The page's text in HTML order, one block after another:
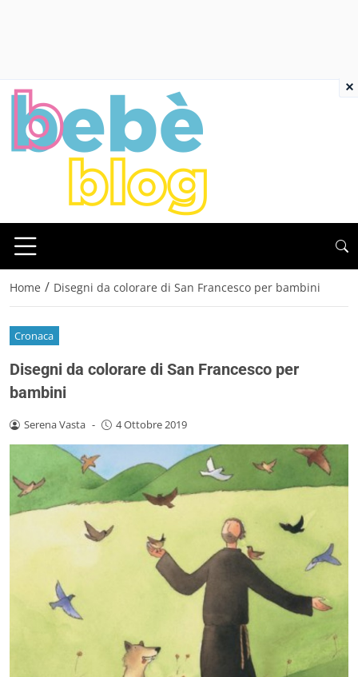
Home / Disegni da colorare di San Francesco per bambini
Cronaca
Disegni da colorare di San Francesco per
bambini
Serena Vasta - 4 Ottobre 2019
×